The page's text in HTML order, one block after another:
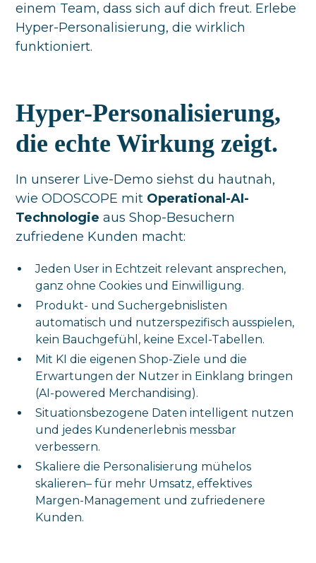
einem Team, dass sich auf dich freut. Erlebe
Hyper-Personalisierung, die wirklich
funktioniert.
Hyper-Personalisierung,
die echte Wirkung zeigt.
In unserer Live-Demo siehst du hautnah,
wie ODOSCOPE mit Operational-AI-
Technologie aus Shop-Besuchern
zufriedene Kunden macht:
Jeden User in Echtzeit relevant ansprechen,
ganz ohne Cookies und Einwilligung.
Produkt- und Suchergebnislisten
automatisch und nutzerspezifisch ausspielen,
kein Bauchgefühl, keine Excel-Tabellen.
Mit KI die eigenen Shop-Ziele und die
Erwartungen der Nutzer in Einklang bringen
(AI-powered Merchandising).
Situationsbezogene Daten intelligent nutzen
und jedes Kundenerlebnis messbar
verbessern.
Skaliere die Personalisierung mühelos
skalieren– für mehr Umsatz, effektives
Margen-Management und zufriedenere
Kunden.